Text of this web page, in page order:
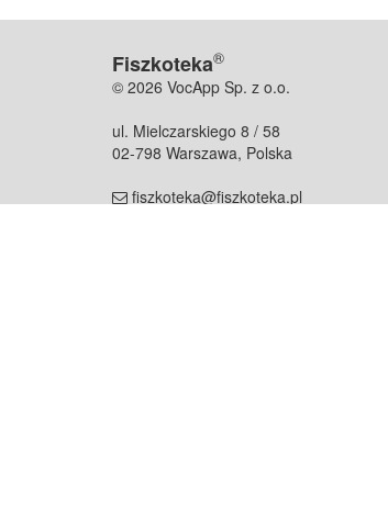
Fiszkoteka®
© 2026 VocApp Sp. z o.o.
ul. Mielczarskiego 8 / 58
02-798 Warszawa, Polska
fiszkoteka@fiszkoteka.pl